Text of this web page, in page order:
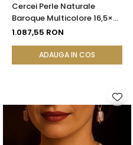
Cercei Perle Naturale
Baroque Multicolore 16,5×25
mm, Aur 14K (aur 585),
1.087,55 RON
ADAUGA IN COS